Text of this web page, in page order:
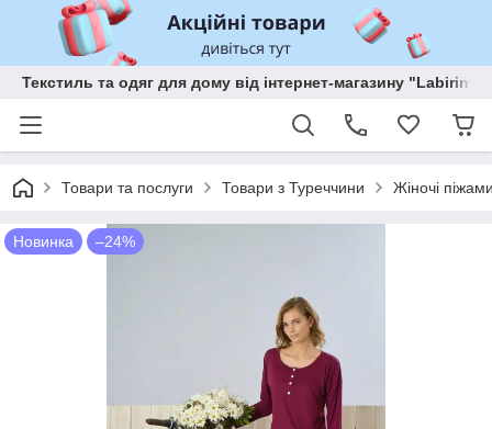
Текстиль та одяг для дому від інтернет-магазину "Labirint"
Товари та послуги Товари з Туреччини Жіночі
Новинка –24%